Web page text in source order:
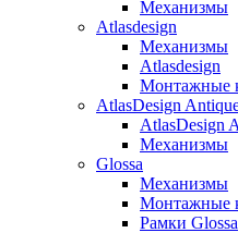
Механизмы
Atlasdesign
Механизмы
Atlasdesign
Монтажные
AtlasDesign
AtlasDesign
Механизмы
Glossa
Механизмы
Монтажные
Рамки Glossa